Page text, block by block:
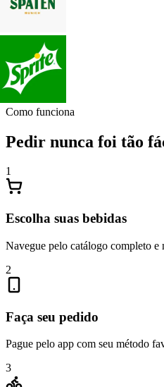
Como funciona
Pedir nunca foi tão
1
Escolha suas bebidas
Navegue pelo catálogo completo e
2
Faça seu pedido
Pague pelo app com seu método
3